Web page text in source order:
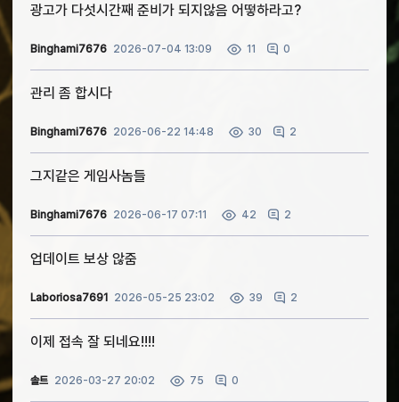
광고가 다섯시간째 준비가 되지않음 어떻하라고?
Binghami7676 2026-07-04 13:09 11 0
관리 좀 합시다
Binghami7676 2026-06-22 14:48 30 2
그지같은 게임사놈들
Binghami7676 2026-06-17 07:11 42 2
업데이트 보상 않줌
Laboriosa7691 2026-05-25 23:02 39 2
이제 접속 잘 되네요!!!!
솔트 2026-03-27 20:02 75 0